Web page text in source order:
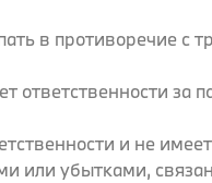
в противоречие с
ответственности
и не
или убытками,